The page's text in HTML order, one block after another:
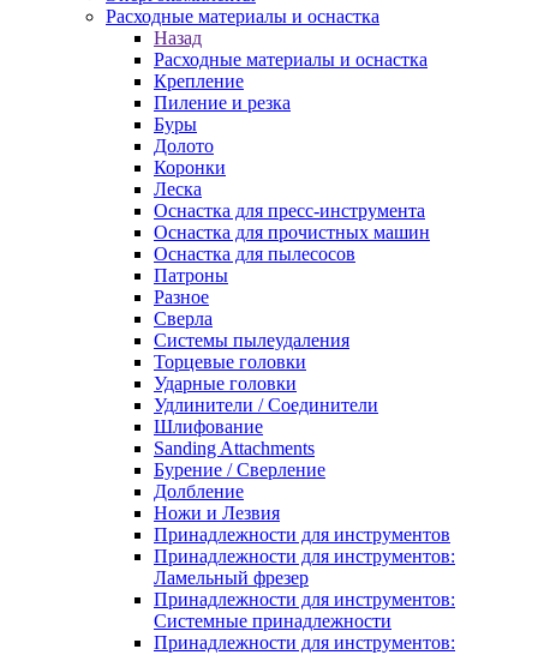
Расходные материалы и оснастка
Назад
Расходные материалы и оснастка
Крепление
Пиление и резка
Буры
Долото
Коронки
Леска
Оснастка для пресс-инструмента
Оснастка для прочистных машин
Оснастка для пылесосов
Патроны
Разное
Сверла
Системы пылеудаления
Торцевые головки
Ударные головки
Удлинители / Соединители
Шлифование
Sanding Attachments
Бурение / Сверление
Долбление
Ножи и Лезвия
Принадлежности для инструментов
Принадлежности для инструментов:
Ламельный фрезер
Принадлежности для инструментов:
Системные принадлежности
Принадлежности для инструментов: